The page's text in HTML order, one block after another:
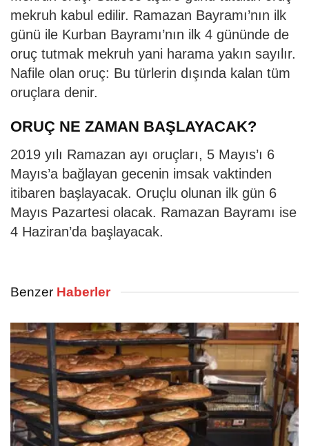
mekruh kabul edilir. Ramazan Bayramı’nın ilk
günü ile Kurban Bayramı’nın ilk 4 gününde de
oruç tutmak mekruh yani harama yakın sayılır.
Nafile olan oruç: Bu türlerin dışında kalan tüm
oruçlara denir.
ORUÇ NE ZAMAN BAŞLAYACAK?
2019 yılı Ramazan ayı oruçları, 5 Mayıs’ı 6
Mayıs’a bağlayan gecenin imsak vaktinden
itibaren başlayacak. Oruçlu olunan ilk gün 6
Mayıs Pazartesi olacak. Ramazan Bayramı ise
4 Haziran’da başlayacak.
Benzer Haberler